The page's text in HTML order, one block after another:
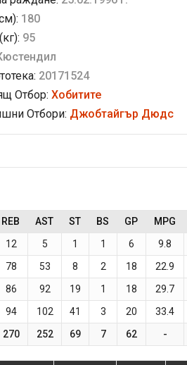
180
95
20171524
Отбор: Хобитите
Отбори: Джобтайгър Дюдс
REB AST ST BS GP MPG
12 5 1 1 6 9.8
78 53 8 2 18 22.9
86 92 19 1 18 29.7
94 102 41 3 20 33.4
270 252 69 7 62 -